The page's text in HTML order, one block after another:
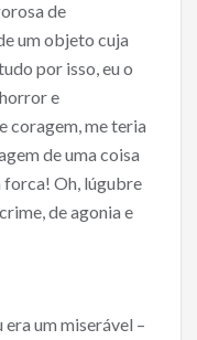
de
um objeto cuja
por isso, eu o
e
coragem, me teria
de uma coisa
forca! Oh, lúgubre
de agonia e
um miserável –